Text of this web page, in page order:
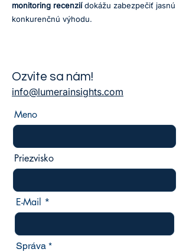
monitoring recenziídokážu zabezpečiť jasnú
konkurenčnú výhodu.
Ozvite sa nám!
info@lumerainsights.com
Meno
Priezvisko
E-Mail
Správa